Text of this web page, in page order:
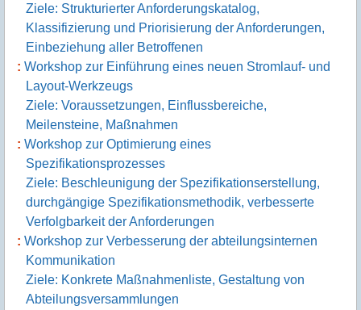
Ziele: Strukturierter Anforderungskatalog,
Klassifizierung und Priorisierung der Anforderungen,
Einbeziehung aller Betroffenen
Workshop zur Einführung eines neuen Stromlauf- und
Layout-Werkzeugs
Ziele: Voraussetzungen, Einflussbereiche,
Meilensteine, Maßnahmen
Workshop zur Optimierung eines
Spezifikationsprozesses
Ziele: Beschleunigung der Spezifikationserstellung,
durchgängige Spezifikationsmethodik, verbesserte
Verfolgbarkeit der Anforderungen
Workshop zur Verbesserung der abteilungsinternen
Kommunikation
Ziele: Konkrete Maßnahmenliste, Gestaltung von
Abteilungsversammlungen